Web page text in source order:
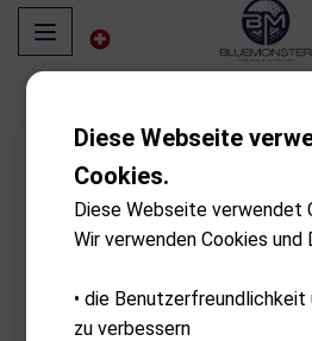
Diese Webseite
Cookies.
Diese Webseite verwendet
Wir verwenden Cookies und
• die
zu verbessern